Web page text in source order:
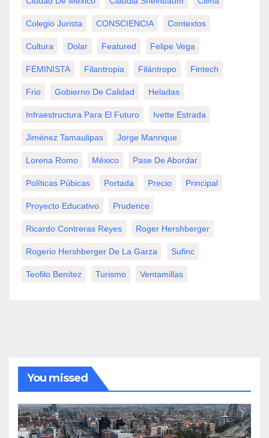
Colegio Jurista CONSCIENCIA Contextos
Cultura Dolar Featured Felipe Vega
FEMINISTA Filantropia Filántropo Fintech
Frio Gobierno De Calidad Heladas
Infraestructura Para El Futuro Ivette Estrada
Jiménez Tamaulipas Jorge Manrique
Lorena Romo México Pase De Abordar
Políticas Púbicas Portada Precio Principal
Proyecto Educativo Prudence
Ricardo Contreras Reyes Roger Hershberger
Rogerio Hershberger De La Garza Sufinc
Teofilo Benítez Turismo Ventamillas
You missed